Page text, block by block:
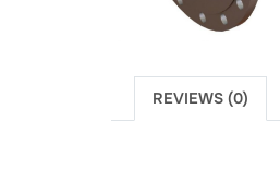
REVIEWS (0)